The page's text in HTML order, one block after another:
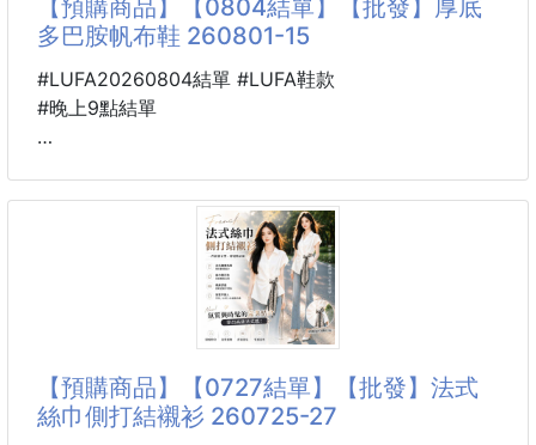
💎 後腰金屬 D 形環點綴，低調卻充滿精品感
🤍 米色｜溫柔知性，日常百搭
💙 深藍｜沉穩優雅，耐看不退流行
🖤 黑色｜經典俐落，衣櫃必備
【預購商品】【0804結單】【批發】厚底
多巴胺帆布鞋 260801-15
#LUFA20260804結單 #LUFA鞋款
#晚上9點結單
“多巴胺穿搭”是通過高飽和、明快的色彩刺激大腦釋放
快樂情緒。厚底多巴胺帆布鞋正是這一理念的完美載體
用明亮配色搭配功能性厚底，讓你把“快樂”穿在腳上。
👗穿搭指南：
一鞋多穿，風格百變
【預購商品】【0727結單】【批發】法式
絲巾側打結襯衫 260725-27